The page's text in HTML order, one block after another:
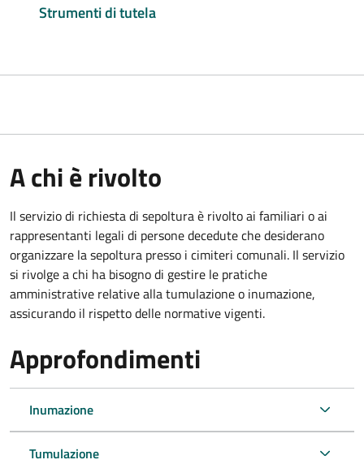
Strumenti di tutela
A chi è rivolto
Il servizio di richiesta di sepoltura è rivolto ai familiari o ai
rappresentanti legali di persone decedute che desiderano
organizzare la sepoltura presso i cimiteri comunali. Il servizio
si rivolge a chi ha bisogno di gestire le pratiche
amministrative relative alla tumulazione o inumazione,
assicurando il rispetto delle normative vigenti.
Approfondimenti
Inumazione
Tumulazione